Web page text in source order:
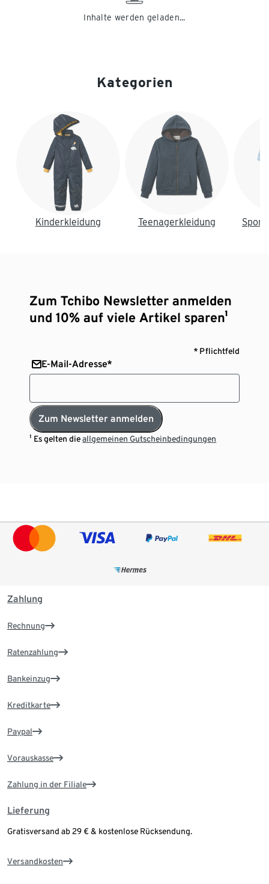
Inhalte werden geladen...
Kategorien
Kinderkleidung Teenagerkleidung
Zum Tchibo Newsletter anmelden
und 10% auf viele Artikel sparen¹
* Pflichtfeld
E-Mail-Adresse*
Zum Newsletter anmelden
¹ Es gelten dieallgemeinen Gutscheinbedingungen
Zahlung
Rechnung
Ratenzahlung
Bankeinzug
Kreditkarte
Paypal
Vorauskasse
Zahlung in der Filiale
Lieferung
Gratisversand ab 29 € & kostenlose Rücksendung.
Versandkosten